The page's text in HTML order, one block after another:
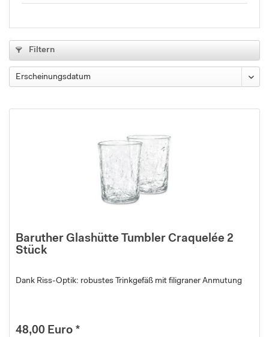
Filtern
Baruther Glashütte Tumbler Craquelée 2
Stück
Dank Riss-Optik: robustes Trinkgefäß mit filigraner Anmutung
48,00 Euro *